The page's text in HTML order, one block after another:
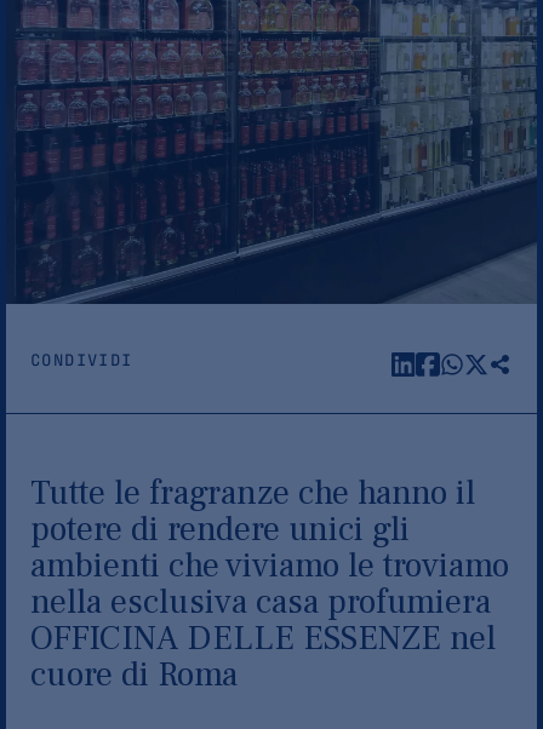
CONDIVIDI
Tutte le fragranze che hanno il
potere di rendere unici gli
ambienti che viviamo le troviamo
nella esclusiva casa profumiera
OFFICINA DELLE ESSENZE nel
cuore di Roma